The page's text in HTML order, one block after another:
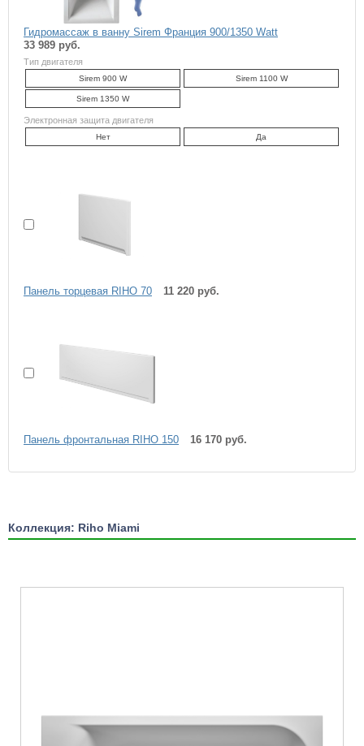
Гидромассаж в ванну Sirem Франция 900/1350 Watt
33 989 руб.
Тип двигателя
Sirem 900 W Sirem 1100 W
Sirem 1350 W
Электронная защита двигателя
Нет Да
Панель торцевая RIHO 70 11 220 руб.
Панель фронтальная RIHO 150 16 170 руб.
Коллекция: Riho Miami